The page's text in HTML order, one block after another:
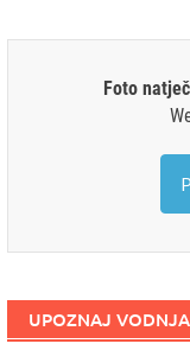
Foto
UPOZNAJ